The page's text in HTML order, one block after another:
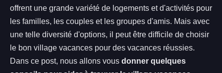
offrent une grande variété de logements et d'activités pour
les familles, les couples et les groupes d'amis. Mais avec
une telle diversité d'options, il peut être difficile de choisir
le bon village vacances pour des vacances réussies.
Dans ce post, nous allons vous donner quelques